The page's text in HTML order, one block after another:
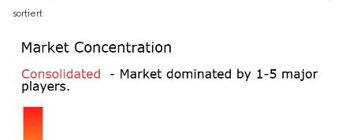
sortiert